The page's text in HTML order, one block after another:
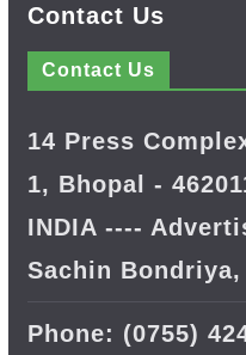
Contact Us
Contact Us
14 Press
1, Bhopal -
INDIA ----
Sachin Bondriya,
Phone: (0755)